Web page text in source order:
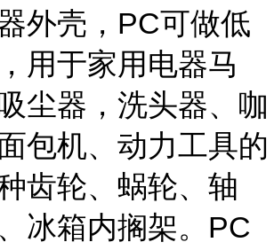
外壳，PC可做低
用于家用电器马
尘器，洗头器、咖
包机、动力工具的
齿轮、蜗轮、轴
冰箱内搁架。PC